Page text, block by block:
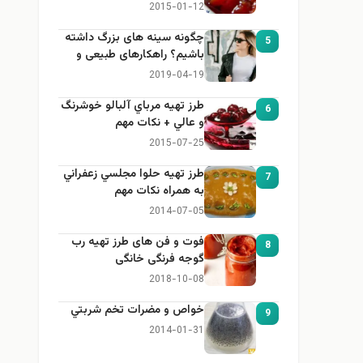
2015-01-12
5
چگونه سینه های بزرگ داشته
باشیم؟ راهکارهای طبیعی و
خانگی برای بزرگ کردن سینه
2019-04-19
6
طرز تهيه مرباي آلبالو خوشرنگ
و عالي + نكات مهم
2015-07-25
7
طرز تهيه حلوا مجلسي زعفراني
به همراه نكات مهم
2014-07-05
8
فوت و فن های طرز تهیه رب
گوجه فرنگی خانگی
2018-10-08
9 خواص و مضرات تخم شربتي
2014-01-31